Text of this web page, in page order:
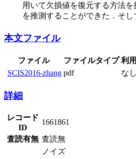
用いて欠損値を復元する方法
を推測することができた．そ
本文ファイル
ファイル ファイルタイプ 利
SCIS2016-zhang pdf なし
詳細
レコード
ID
1661861
査読有無 査読無
ノイズ